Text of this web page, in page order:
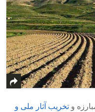
و تخریب آثار ملی و